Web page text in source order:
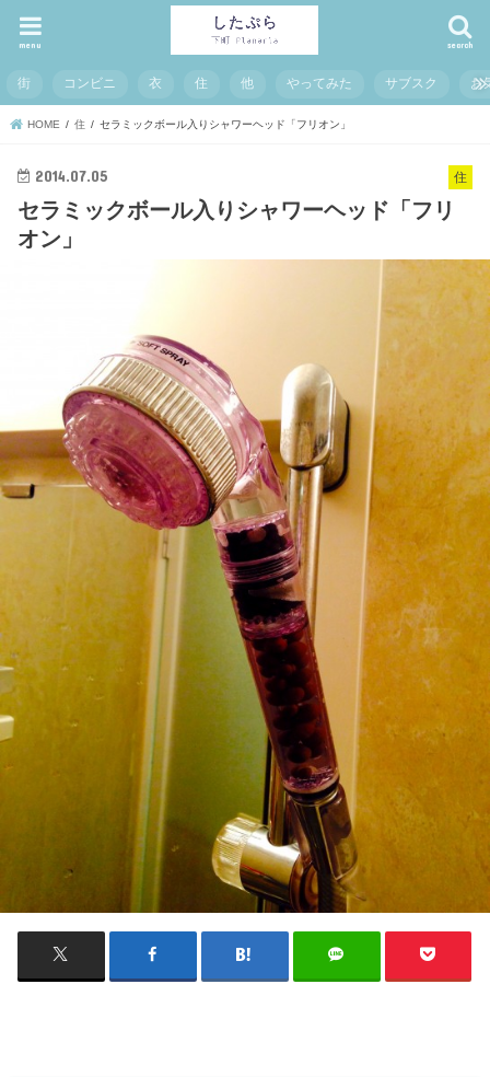
search
menu
街 コンビニ 衣 住 他 やってみた サブスク お
HOME 住 セラミックボール入りシャワーヘッド「フリオン」
住
2014.07.05
セラミックボール入りシャワーヘッド「フリ
オン」